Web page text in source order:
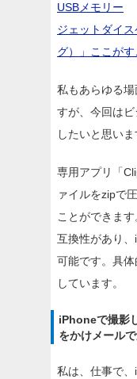
USBメモリー
ジェットダイ
グ）」ここがす
私もあらゆる
すが、今回は
したいと思いま
専用アプリ「
ァイルをzipで
ことができま
互換性があり
可能です。具
しています。
iPhoneで撮影
をかけメールで
私は、仕事で